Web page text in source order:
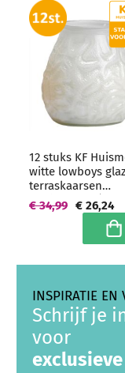
12 stuks KF
witte lowboys
terraskaarsen
100/100 mm (70
Hoogwaardige
horeca kwaliteit -
grootverpakking
€ 26,24
€ 34,99
In
INSPIRATIE EN
Schrijf je
voor